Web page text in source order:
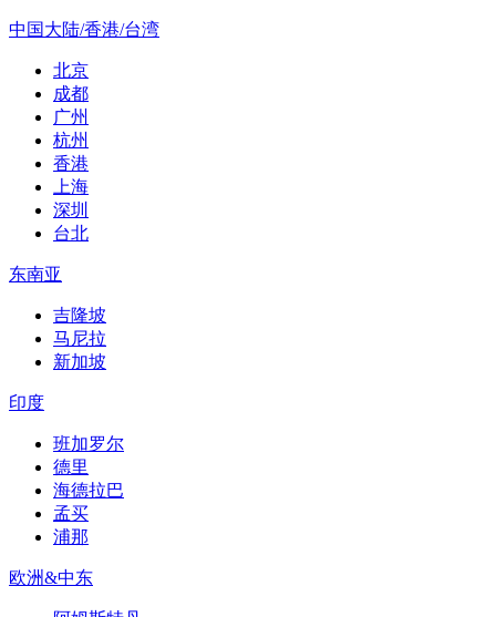
中国大陆/香港/台湾
北京
成都
广州
杭州
香港
上海
深圳
台北
东南亚
吉隆坡
马尼拉
新加坡
印度
班加罗尔
德里
海德拉巴
孟买
浦那
欧洲&中东